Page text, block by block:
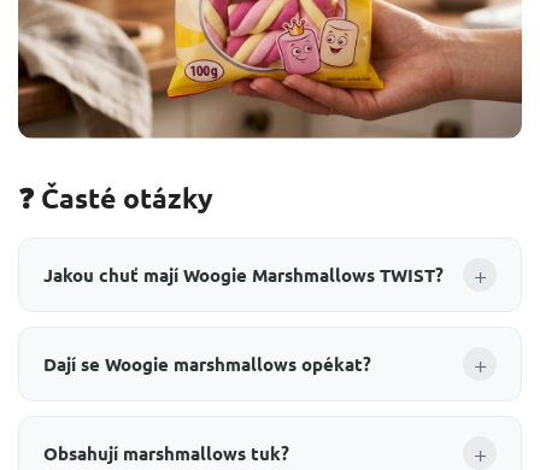
❓ Časté otázky
Jakou chuť mají Woogie Marshmallows TWIST? +
Dají se Woogie marshmallows opékat? +
Obsahují marshmallows tuk? +